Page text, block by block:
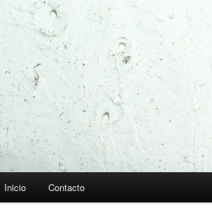
Inicio Contacto